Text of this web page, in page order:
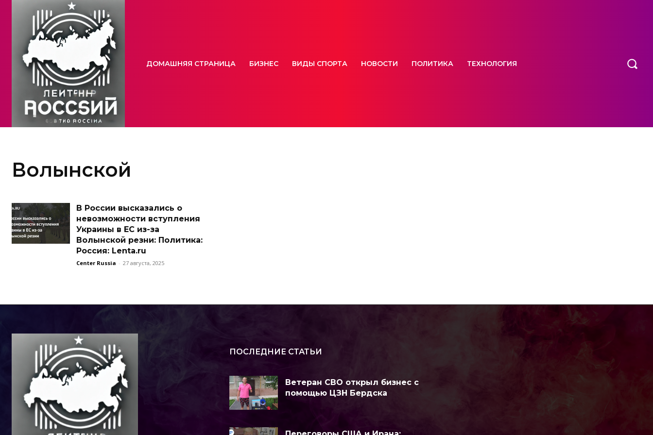
ДОМАШНЯЯ СТРАНИЦА БИЗНЕС ВИДЫ СПОРТА НОВОСТИ ПОЛИТИКА ТЕХНОЛОГИЯ
Волынской
В России высказались о
невозможности вступления
Украины в ЕС из-за
Волынской резни: Политика:
Россия: Lenta.ru
Center Russia - 27 августа, 2025
ПОСЛЕДНИЕ СТАТЬИ
Ветеран СВО открыл бизнес с
помощью ЦЗН Бердска